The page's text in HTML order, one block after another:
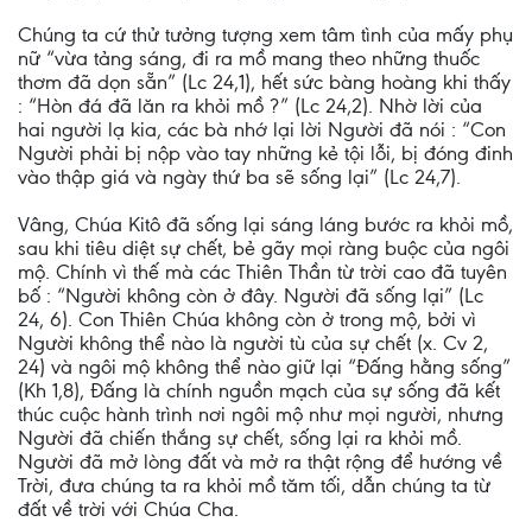
Chúng ta cứ thử tưởng tượng xem tâm tình của mấy phụ
nữ “vừa tảng sáng, đi ra mồ mang theo những thuốc
thơm đã dọn sẵn” (Lc 24,1), hết sức bàng hoàng khi thấy
: “Hòn đá đã lăn ra khỏi mồ ?” (Lc 24,2). Nhờ lời của
hai người lạ kia, các bà nhớ lại lời Người đã nói : “Con
Người phải bị nộp vào tay những kẻ tội lỗi, bị đóng đinh
vào thập giá và ngày thứ ba sẽ sống lại” (Lc 24,7).
Vâng, Chúa Kitô đã sống lại sáng láng bước ra khỏi mồ,
sau khi tiêu diệt sự chết, bẻ gãy mọi ràng buộc của ngôi
mộ. Chính vì thế mà các Thiên Thần từ trời cao đã tuyên
bố : “Người không còn ở đây. Người đã sống lại” (Lc
24, 6). Con Thiên Chúa không còn ở trong mộ, bởi vì
Người không thể nào là người tù của sự chết (x. Cv 2,
24) và ngôi mộ không thể nào giữ lại “Ðấng hằng sống”
(Kh 1,8), Ðấng là chính nguồn mạch của sự sống đã kết
thúc cuộc hành trình nơi ngôi mộ như mọi người, nhưng
Người đã chiến thắng sự chết, sống lại ra khỏi mồ.
Người đã mở lòng đất và mở ra thật rộng để hướng về
Trời, đưa chúng ta ra khỏi mồ tăm tối, dẫn chúng ta từ
đất về trời với Chúa Cha.